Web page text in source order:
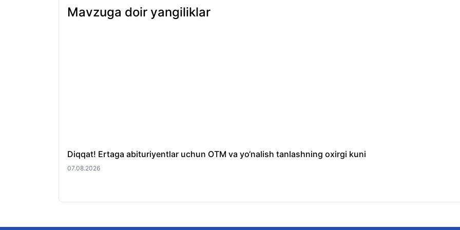
Mavzuga doir yangiliklar
Diqqat! Ertaga abituriyentlar uchun OTM va yo‘nalish tanlashning oxirgi kuni
07.08.2026